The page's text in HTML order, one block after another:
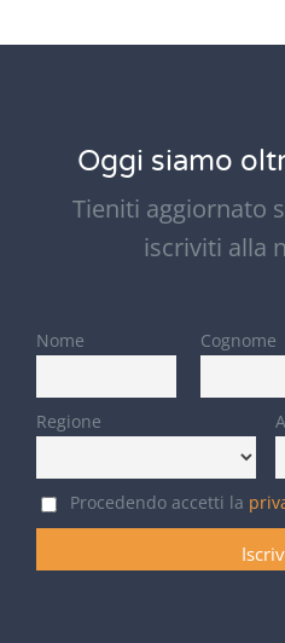
Oggi siamo
Tieniti aggiornato
iscriviti alla
Nome Cognome
Regione
Procedendo accetti la